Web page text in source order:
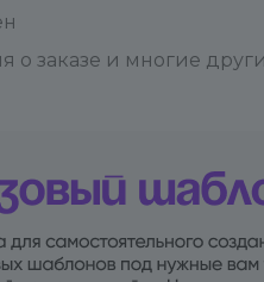
о заказе и многие